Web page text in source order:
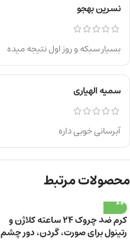
نسرین بهجو
بسیار سبکه و روز اول نتیجه میده
سمیه الهیاری
آبرسانی خوبی داره
محصولات مرتبط
کرم ضد چروک ۲۴ ساعته کلاژن و
رتینول برای صورت، گردن، دور چشم